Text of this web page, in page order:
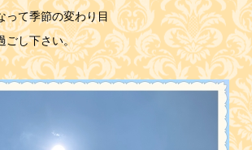
って季節の変わり目
ごし下さい。